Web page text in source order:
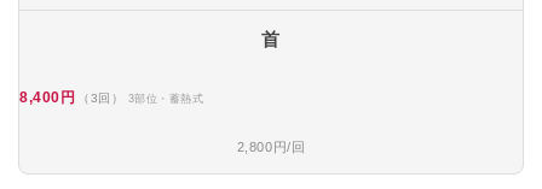
首
8,400円 （3回） 3部位・蓄熱式
2,800円/回